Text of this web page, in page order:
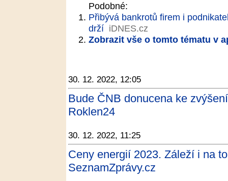
Podobné:
Přibývá bankrotů firem i
drží iDNES.cz
Zobrazit vše o tomto tématu v
30. 12. 2022, 12:05
Bude ČNB donucena ke
Roklen24
30. 12. 2022, 11:25
Ceny energií 2023. Záleží i na
SeznamZprávy.cz